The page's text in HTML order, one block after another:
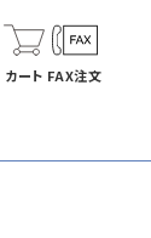
カート FAX注文